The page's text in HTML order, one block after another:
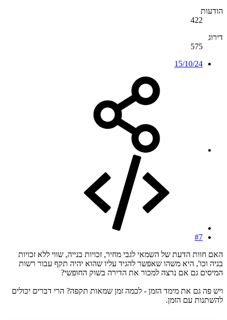
הודעות
422
דירוג
575
15/10/24
#7
האם חוות הדעת של השמאי לגבי מחיר, זכויות בנייה, שווי ללא זכויות
בניה וכו', היא משהו שאפשר להגיד עליו שהוא יהיה תקף עבור רשות
המיסים גם אם נרצה למכור את הדירה בשוק החופשי?
ויש פה גם את מימד הזמן - לכמה זמן שמאות תקפה? הרי דברים יכולים
להשתנות עם הזמן.